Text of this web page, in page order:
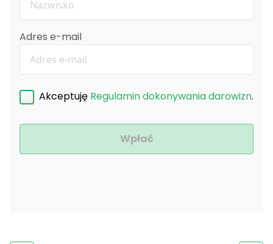
Adres e-mail
Akceptuję Regulamin dokonywania darowizn.
Wpłać